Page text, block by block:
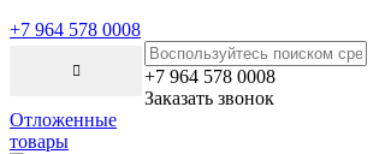
+7 964 578 0008
+7 964 578 0008
Заказать звонок
Отложенные
товары